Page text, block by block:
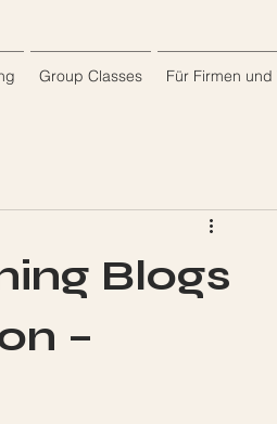
Group Classes Für Firmen
Blogs
–